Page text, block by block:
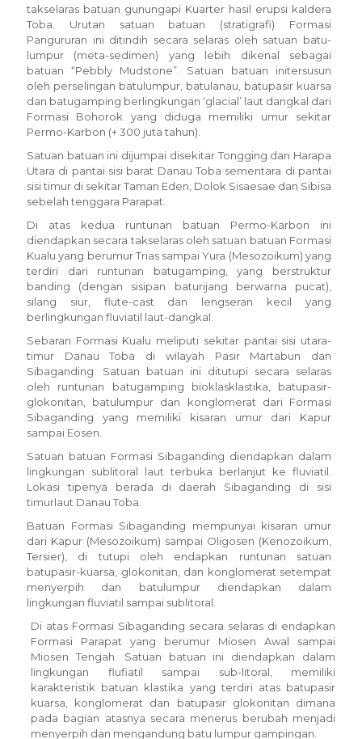
takselaras batuan gunungapi Kuarter hasil erupsi kaldera
Toba. Urutan satuan batuan (stratigrafi) Formasi
Pangururan ini ditindih secara selaras oleh satuan batu-
lumpur (meta-sedimen) yang lebih dikenal sebagai
batuan “Pebbly Mudstone”. Satuan batuan initersusun
oleh perselingan batulumpur, batulanau, batupasir kuarsa
dan batugamping berlingkungan ‘glacial’ laut dangkal dari
Formasi Bohorok yang diduga memiliki umur sekitar
Permo-Karbon (+ 300 juta tahun).
Satuan batuan ini dijumpai disekitar Tongging dan Harapa
Utara di pantai sisi barat Danau Toba sementara di pantai
sisi timur di sekitar Taman Eden, Dolok Sisaesae dan Sibisa
sebelah tenggara Parapat.
Di atas kedua runtunan batuan Permo-Karbon ini
diendapkan secara takselaras oleh satuan batuan Formasi
Kualu yang berumur Trias sampai Yura (Mesozoikum) yang
terdiri dari runtunan batugamping, yang berstruktur
banding (dengan sisipan baturijang berwarna pucat),
silang siur, flute-cast dan lengseran kecil yang
berlingkungan fluviatil laut-dangkal.
Sebaran Formasi Kualu meliputi sekitar pantai sisi utara-
timur Danau Toba di wilayah Pasir Martabun dan
Sibaganding. Satuan batuan ini ditutupi secara selaras
oleh runtunan batugamping bioklasklastika, batupasir-
glokonitan, batulumpur dan konglomerat dari Formasi
Sibaganding yang memiliki kisaran umur dari Kapur
sampai Eosen.
Satuan batuan Formasi Sibaganding diendapkan dalam
lingkungan sublitoral laut terbuka berlanjut ke fluviatil.
Lokasi tipenya berada di daerah Sibaganding di sisi
timurlaut Danau Toba.
Batuan Formasi Sibaganding mempunyai kisaran umur
dari Kapur (Mesozoikum) sampai Oligosen (Kenozoikum,
Tersier), di tutupi oleh endapkan runtunan satuan
batupasir-kuarsa, glokonitan, dan konglomerat setempat
menyerpih dan batulumpur diendapkan dalam
lingkungan fluviatil sampai sublitoral.
Di atas Formasi Sibaganding secara selaras di endapkan
Formasi Parapat yang berumur Miosen Awal sampai
Miosen Tengah. Satuan batuan ini diendapkan dalam
lingkungan flufiatil sampai sub-litoral, memiliki
karakteristik batuan klastika yang terdiri atas batupasir
kuarsa, konglomerat dan batupasir glokonitan dimana
pada bagian atasnya secara menerus berubah menjadi
menyerpih dan mengandung batu lumpur gampingan.